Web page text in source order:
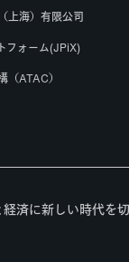
上海）有限公司
フォーム(JPiX)
（ATAC）
済に新しい時代を